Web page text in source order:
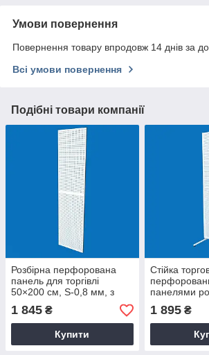
Умови повернення
Повернення товару впродовж 14 днів за
Всі умови повернення
Подібні товари компанії
Розбірна перфорована
панель для торгівлі
50×200 см, S-0,8 мм, з
отвором 5х5
1 845 ₴
Купити
Стійка
панелями
50х200, S-
1 895₴